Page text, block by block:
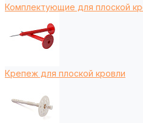
Комплектующие для плоской
Крепеж для плоской кровли